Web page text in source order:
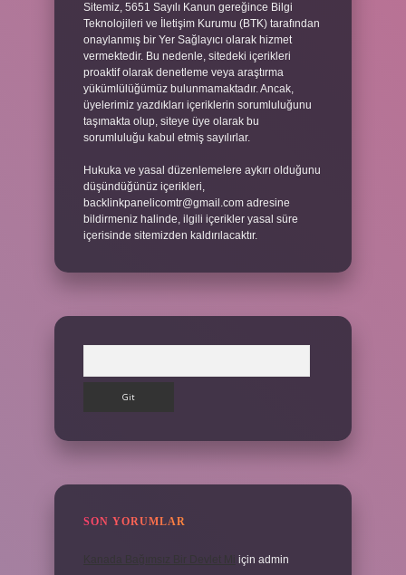
Sitemiz, 5651 Sayılı Kanun gereğince Bilgi
Teknolojileri ve İletişim Kurumu (BTK) tarafından
onaylanmış bir Yer Sağlayıcı olarak hizmet
vermektedir. Bu nedenle, sitedeki içerikleri
proaktif olarak denetleme veya araştırma
yükümlülüğümüz bulunmamaktadır. Ancak,
üyelerimiz yazdıkları içeriklerin sorumluluğunu
taşımakta olup, siteye üye olarak bu
sorumluluğu kabul etmiş sayılırlar.
Hukuka ve yasal düzenlemelere aykırı olduğunu
düşündüğünüz içerikleri,
backlinkpanelicomtr@gmail.com adresine
bildirmeniz halinde, ilgili içerikler yasal süre
içerisinde sitemizden kaldırılacaktır.
SON YORUMLAR
için admin